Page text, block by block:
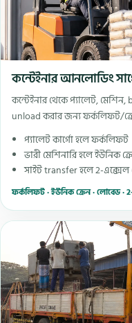
কন্টেইনার আনলোডিং
কন্টেইনার থেকে প্যালেট, মেশিন,
unload করার জন্য ফর্কলিফট/
প্যালেট কার্গো হলে ফর্কলিফট
ভারী মেশিনারি হলে ইউনিক
সাইট transfer হলে 2-এক্সেল
ফর্কলিফট · ইউনিক ক্রেন · লোবেড ·